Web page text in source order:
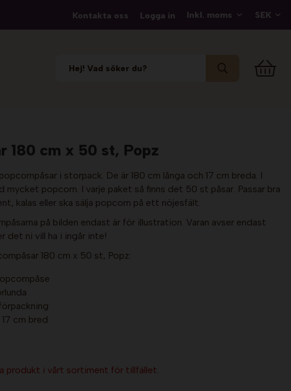
Kontakta oss Logga in
180 cm x 50 st, Popz
i storpack. De är 180 cm långa och 17 cm breda. I
mycket popcorn. I varje paket så finns det 50 st påsar. Passar bra
kalas eller ska sälja popcorn på ett nöjesfält.
på bilden endast är för illustration. Varan avser endast
det ni vill ha i ingår inte!
180 cm x 50 st, Popz:
cm bred
produkt i vårt sortiment för tillfället.